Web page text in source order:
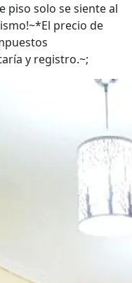
piso solo se siente al
precio de
y registro.~;